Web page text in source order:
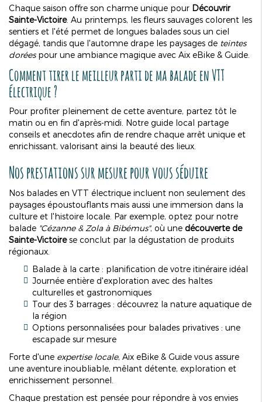
Chaque saison offre son charme unique pour Découvrir
Sainte-Victoire. Au printemps, les fleurs sauvages colorent les
sentiers et l'été permet de longues balades sous un ciel
dégagé, tandis que l'automne drape les paysages de teintes
doréespour une ambiance magique avec Aix eBike & Guide.
Comment tirer le meilleur parti de ma balade en VTT
électrique ?
Pour profiter pleinement de cette aventure, partez tôt le
matin ou en fin d'après-midi. Notre guide local partage
conseils et anecdotes afin de rendre chaque arrêt unique et
enrichissant, valorisant ainsi la beauté des lieux.
Nos prestations sur mesure pour vous séduire
Nos balades en VTT électrique incluent non seulement des
paysages époustouflants mais aussi une immersion dans la
culture et l'histoire locale. Par exemple, optez pour notre
balade "Cézanne & Zola à Bibémus", où une découverte de
Sainte-Victoirese conclut par la dégustation de produits
régionaux.
Balade à la carte : planification de votre itinéraire idéal
Journée entière d'exploration avec des haltes
culturelles et gastronomiques
Tour des 3 barrages : découvrez la nature aquatique de
la région
Options personnalisées pour balades privatives : une
escapade sur mesure
Forte d'une expertise locale, Aix eBike & Guide vous assure
une aventure inoubliable, mêlant détente, exploration et
enrichissement personnel.
Chaque prestation est pensée pour répondre à vos envies